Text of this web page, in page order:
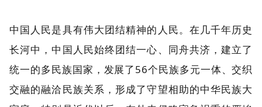
中国人民是具有伟大团结精神的人民。在几千年历史
长河中，中国人民始终团结一心、同舟共济，建立了
统一的多民族国家，发展了56个民族多元一体、交织
交融的融洽民族关系，形成了守望相助的中华民族大